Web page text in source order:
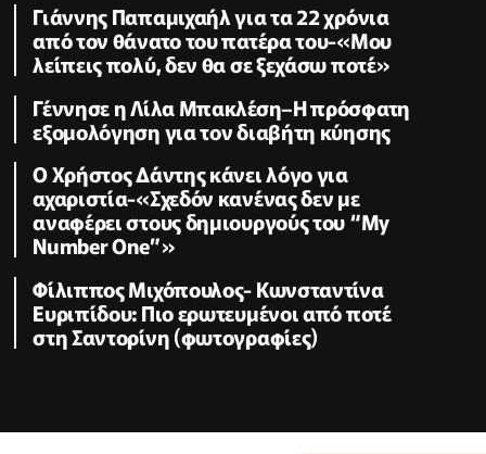
Γιάννης Παπαμιχαήλ για τα 22 χρόνια
από τον θάνατο του πατέρα του-«Μου
λείπεις πολύ, δεν θα σε ξεχάσω ποτέ»
Γέννησε η Λίλα Μπακλέση–Η πρόσφατη
εξομολόγηση για τον διαβήτη κύησης
Ο Χρήστος Δάντης κάνει λόγο για
αχαριστία-«Σχεδόν κανένας δεν με
αναφέρει στους δημιουργούς του “My
Number One”»
Φίλιππος Μιχόπουλος- Κωνσταντίνα
Ευριπίδου: Πιο ερωτευμένοι από ποτέ
στη Σαντορίνη (φωτογραφίες)